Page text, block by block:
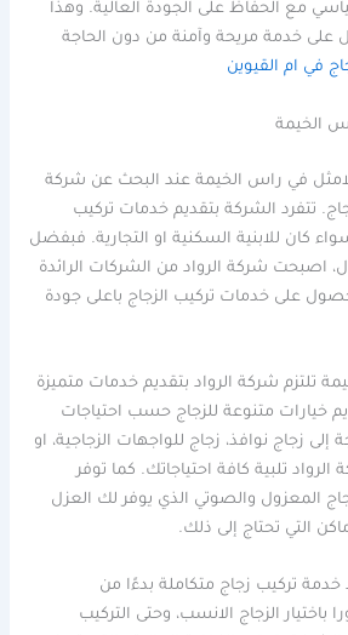
مع الحفاظ على الجودة العالية. وهذا
خدمة مريحة وآمنة من دون الحاجة
في ام القيوين
الخيمة
في راس الخيمة عند البحث عن شركة
تتفرد الشركة بتقديم خدمات تركيب
كان للابنية السكنية او التجارية. فبفضل
اصبحت شركة الرواد من الشركات الرائدة
على خدمات تركيب الزجاج باعلى جودة
تلتزم شركة الرواد بتقديم خدمات متميزة
خيارات متنوعة للزجاج حسب احتياجات
زجاج نوافذ، زجاج للواجهات الزجاجية، او
تلبية كافة احتياجاتك. كما توفر
المعزول والصوتي الذي يوفر لك العزل
التي تحتاج إلى ذلك.
خدمة تركيب زجاج متكاملة بدءًا من
باختيار الزجاج الانسب، وحتى التركيب